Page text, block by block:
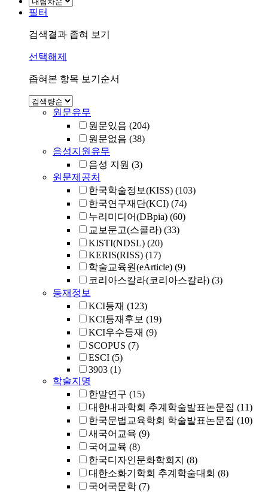
필터
검색결과 좁혀 보기
선택해제
좁혀본 항목 보기순서
원문유무
원문있음 (204)
원문없음 (38)
음성지원유무
음성 지원 (3)
원문제공처
한국학술정보(KISS) (103)
한국연구재단(KCI) (74)
누리미디어(DBpia) (60)
교보문고(스콜라) (33)
KISTI(NDSL) (20)
KERIS(RISS) (17)
학술교육원(eArticle) (9)
코리아스칼라(코리아스칼라) (3)
등재정보
KCI등재 (123)
KCI등재후보 (19)
KCI우수등재 (9)
SCOPUS (7)
ESCI (5)
3903 (1)
학술지명
한말연구 (15)
대한내과학회 추계학술발표논문집 (11)
한국문법교육학회 학술발표논문집 (10)
새국어교육 (9)
국어교육 (8)
한국디자인문화학회지 (8)
대한소화기학회 추계학술대회 (8)
국어국문학 (7)